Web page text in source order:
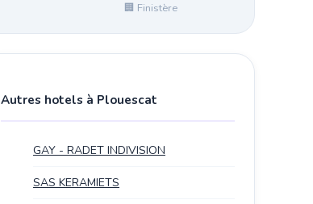
🏢 Finistère
Autres hotels à Plouescat
GAY - RADET INDIVISION
SAS KERAMIETS